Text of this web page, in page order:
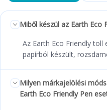
Miből készül az Earth Eco
Az Earth Eco Friendly
papírból készült,
Milyen márkajelölési
Earth Eco Friendly Pen